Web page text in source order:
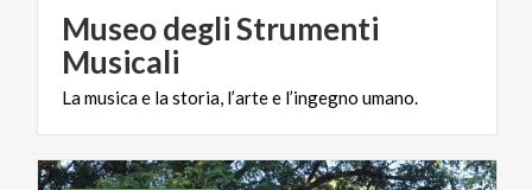
Museo degli Strumenti
Musicali
Lamusicae lastoria, l’artee l’ingegno umano.